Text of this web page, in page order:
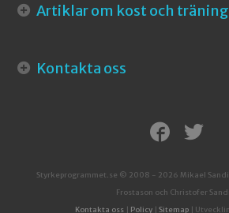
Artiklar om kost och träning
Kontakta oss
Styrkeprogrammet.se © 2008 - 2026 Mikael
Frostason och Christofer
Kontakta oss
Policy Sitemap |